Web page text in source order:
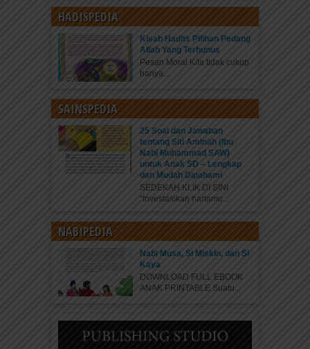
HADISPEDIA
Kisah Hadits Pilihan Pedang
Allah Yang Terhunus
Pesan Moral Kita tidak cukup
hanya...
SAINSPEDIA
25 Soal dan Jawaban
tentang Siti Aminah (Ibu
Nabi Muhammad SAW)
untuk Anak SD – Lengkap
dan Mudah Dipahami
SEDEKAH KLIK DI SINI
“Investasikan hartamu...
NABIPEDIA
Nabi Musa, Si Miskin, dan Si
Kaya
DOWNLOAD FULL EBOOK
ANAK PRINTABLE Suatu...